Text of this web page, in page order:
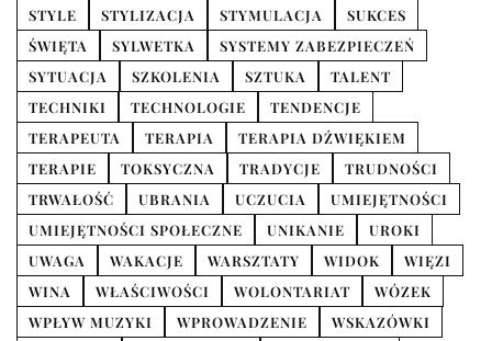
STYLE
STYLIZACJA STYMULACJA
SUKCES
ŚWIĘTA
SYLWETKA
SYSTEMY ZABEZPIECZEŃ
SYTUACJA
SZKOLENIA SZTUKA
TALENT
TECHNIKI
TECHNOLOGIE
TENDENCJE
TERAPEUTA
TERAPIA
TERAPIA DŹWIĘKIEM
TERAPIE
TOKSYCZNA TRADYCJE
TRUDNOŚCI
TRWAŁOŚĆ
UBRANIA UCZUCIA
UMIEJĘTNOŚCI
UMIEJĘTNOŚCI SPOŁECZNE
UNIKANIE
UROKI
UWAGA
WAKACJE WARSZTATY WIDOK
WIĘZI
WINA
WŁAŚCIWOŚCI WOLONTARIAT
WÓZEK
WPŁYW MUZYKI
WPROWADZENIE
WSKAZÓWKI